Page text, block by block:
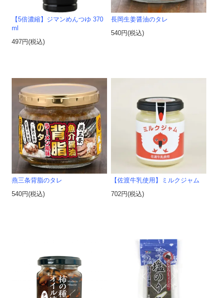
【5倍濃縮】ジマンめんつゆ 370
ml
497円(税込)
長岡生姜醤油のタレ
540円(税込)
燕三条背脂のタレ
540円(税込)
【佐渡牛乳使用】ミルクジャム
702円(税込)